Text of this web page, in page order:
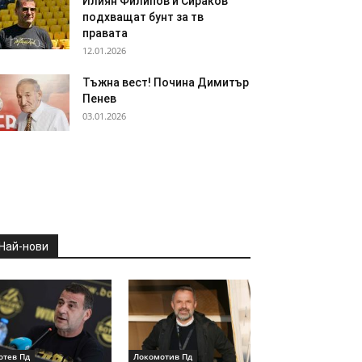
подхващат бунт за тв
правата
12.01.2026
Тъжна вест! Почина Димитър
Пенев
03.01.2026
нови
Пд Локомотив Пд